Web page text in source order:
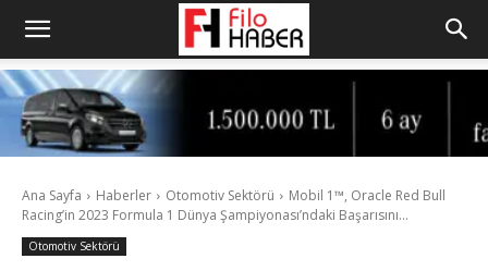
Ana Sayfa Haberler Otomotiv Sektörü
Mobil 1™, Oracle Red Bull
Racing’in 2023 Formula 1 Dünya Şampiyonası’ndaki Başarısını...
Otomotiv Sektörü